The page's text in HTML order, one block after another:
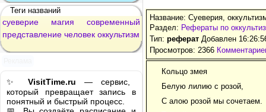
Теги названий
суеверие магия
современный
представление человек оккультизм
✨ VisitTime.ru — сервис,
который превращает запись в
понятный и быстрый процесс.
Название: Суеверия,
Раздел: Рефераты по
Тип: реферат Добавлен
Просмотров: 2366
Кольцо змея
Белую лилию с розой,
С алою розой мы сочетаем.